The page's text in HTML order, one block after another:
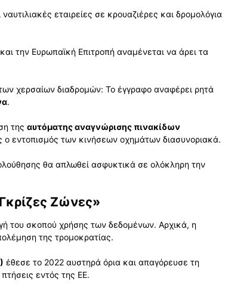
εταιρείες σε κρουαζιέρες και δρομολόγια
την Ευρωπαϊκή Επιτροπή αναμένεται να άρει τα
χερσαίων διαδρομών: Το έγγραφο αναφέρει ρητά
.
της αυτόματης αναγνώρισης πινακίδων
ο εντοπισμός των κινήσεων οχημάτων διασυνοριακά.
θα απλωθεί ασφυκτικά σε ολόκληρη την
Ζώνες»
του σκοπού χρήσης των δεδομένων. Αρχικά, η
της τρομοκρατίας.
έθεσε το 2022 αυστηρά όρια και απαγόρευσε τη
εντός της ΕΕ.